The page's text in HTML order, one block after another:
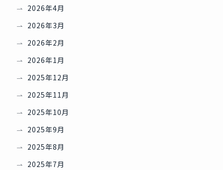
2026年4月
2026年3月
2026年2月
2026年1月
2025年12月
2025年11月
2025年10月
2025年9月
2025年8月
2025年7月